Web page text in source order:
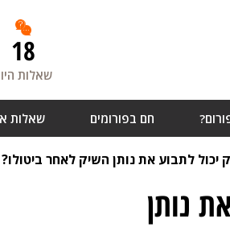
18
שאלות
חם בפורומים שאלות
לתבוע את נותן השיק לאחר ביטולו?
נותן